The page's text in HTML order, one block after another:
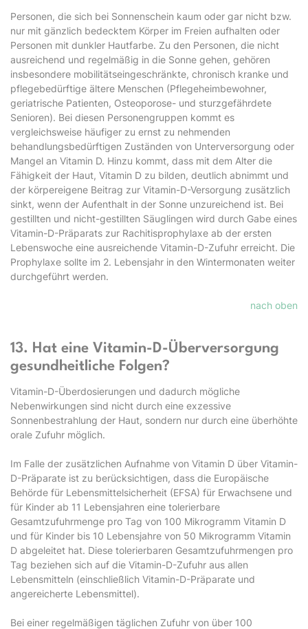
Personen, die sich bei Sonnenschein kaum oder gar nicht bzw.
nur mit gänzlich bedecktem Körper im Freien aufhalten oder
Personen mit dunkler Hautfarbe. Zu den Personen, die nicht
ausreichend und regelmäßig in die Sonne gehen, gehören
insbesondere mobilitätseingeschränkte, chronisch kranke und
pflegebedürftige ältere Menschen (Pflegeheimbewohner,
geriatrische Patienten, Osteoporose- und sturzgefährdete
Senioren). Bei diesen Personengruppen kommt es
vergleichsweise häufiger zu ernst zu nehmenden
behandlungsbedürftigen Zuständen von Unterversorgung oder
Mangel an Vitamin D. Hinzu kommt, dass mit dem Alter die
Fähigkeit der Haut, Vitamin D zu bilden, deutlich abnimmt und
der körpereigene Beitrag zur Vitamin-D-Versorgung zusätzlich
sinkt, wenn der Aufenthalt in der Sonne unzureichend ist. Bei
gestillten und nicht-gestillten Säuglingen wird durch Gabe eines
Vitamin-D-Präparats zur Rachitisprophylaxe ab der ersten
Lebenswoche eine ausreichende Vitamin-D-Zufuhr erreicht. Die
Prophylaxe sollte im 2. Lebensjahr in den Wintermonaten weiter
durchgeführt werden.
nach oben
13. Hat eine Vitamin-D-Überversorgung
gesundheitliche Folgen?
Vitamin-D-Überdosierungen und dadurch mögliche
Nebenwirkungen sind nicht durch eine exzessive
Sonnenbestrahlung der Haut, sondern nur durch eine überhöhte
orale Zufuhr möglich.
Im Falle der zusätzlichen Aufnahme von Vitamin D über Vitamin-
D-Präparate ist zu berücksichtigen, dass die Europäische
Behörde für Lebensmittelsicherheit (EFSA) für Erwachsene und
für Kinder ab 11 Lebensjahren eine tolerierbare
Gesamtzufuhrmenge pro Tag von 100 Mikrogramm Vitamin D
und für Kinder bis 10 Lebensjahre von 50 Mikrogramm Vitamin
D abgeleitet hat. Diese tolerierbaren Gesamtzufuhrmengen pro
Tag beziehen sich auf die Vitamin-D-Zufuhr aus allen
Lebensmitteln (einschließlich Vitamin-D-Präparate und
angereicherte Lebensmittel).
Bei einer regelmäßigen täglichen Zufuhr von über 100